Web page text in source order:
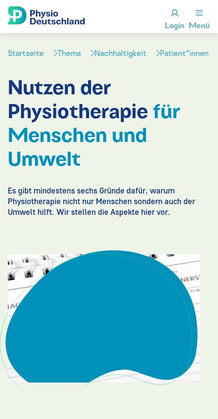
Login Menü
Startseite Thema Nachhaltigkeit Patient*innen
Nutzen der
Physiotherapie für
Menschen und
Umwelt
Es gibt mindestens sechs Gründe dafür, warum
Physiotherapie nicht nur Menschen sondern auch der
Umwelt hilft. Wir stellen die Aspekte hier vor.